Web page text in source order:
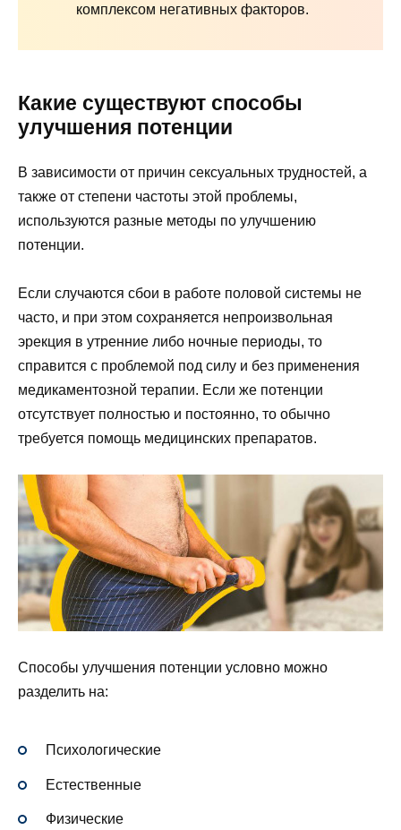
комплексом негативных факторов.
Какие существуют способы
улучшения потенции
В зависимости от причин сексуальных трудностей, а
также от степени частоты этой проблемы,
используются разные методы по улучшению
потенции.
Если случаются сбои в работе половой системы не
часто, и при этом сохраняется непроизвольная
эрекция в утренние либо ночные периоды, то
справится с проблемой под силу и без применения
медикаментозной терапии. Если же потенции
отсутствует полностью и постоянно, то обычно
требуется помощь медицинских препаратов.
Способы улучшения потенции условно можно
разделить на:
Психологические
Естественные
Физические